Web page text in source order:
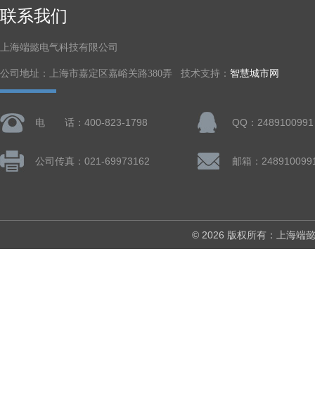
联系我们
上海端懿电气科技有限公司
公司地址：上海市嘉定区嘉峪关路380弄 技术支持： 智慧城市网
电 话：400-823-1798 QQ：2489100991
公司传真：021-69973162 邮箱：
© 2026 版权所有：上海端